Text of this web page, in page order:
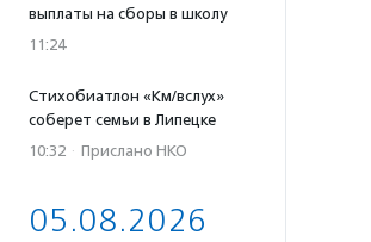
выплаты на сборы в школу
11:24
Стихобиатлон «Км/вслух»
соберет семьи в Липецке
10:32 · Прислано НКО
05.08.2026